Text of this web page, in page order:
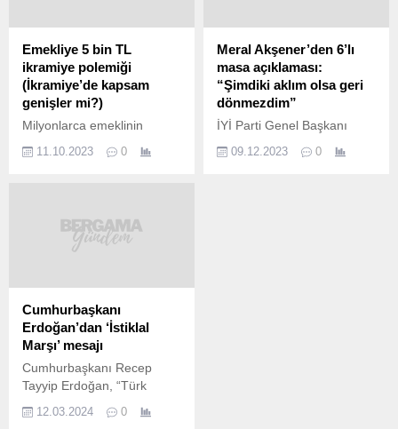
Emekliye 5 bin TL
ikramiye polemiği
(İkramiye’de kapsam
genişler mi?)
Milyonlarca emeklinin
Cumhurbaşkanı Recep
çalışmayan emeklilere bir
defaya mahsus 5 bin lira
belirtmişti. Bu durum
siyasette tartışmaya yol
açtı… Çalışmayan emekliye
bir defaya mahsus 5 bin lira
ikramiye verilecek.
Ödemeler, Kasım ayının ilk
yarısında hesaplara
yatırılacak. Dul ve yetimler...
11.10.2023 0
Meral Akşener’den 6’lı
masa açıklaması:
“Şimdiki aklım olsa geri
dönmezdim”
İYİ Parti Genel Başkanı
6’lı masanın detaylarını
09.12.2023 0
Cumhurbaşkanı
Erdoğan’dan ‘İstiklal
Marşı’ mesajı
Cumhurbaşkanı Recep
Tayyip Erdoğan, “Türk
devlet ve medeniyet
12.03.2024 0